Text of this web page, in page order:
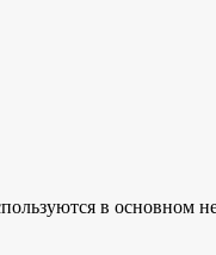
в основном